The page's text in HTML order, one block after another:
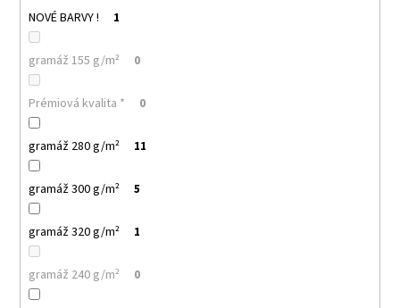
NOVÉ BARVY ! 1
gramáž 155 g/m² 0
Prémiová kvalita * 0
gramáž 280 g/m² 11
gramáž 300 g/m² 5
gramáž 320 g/m² 1
gramáž 240 g/m² 0